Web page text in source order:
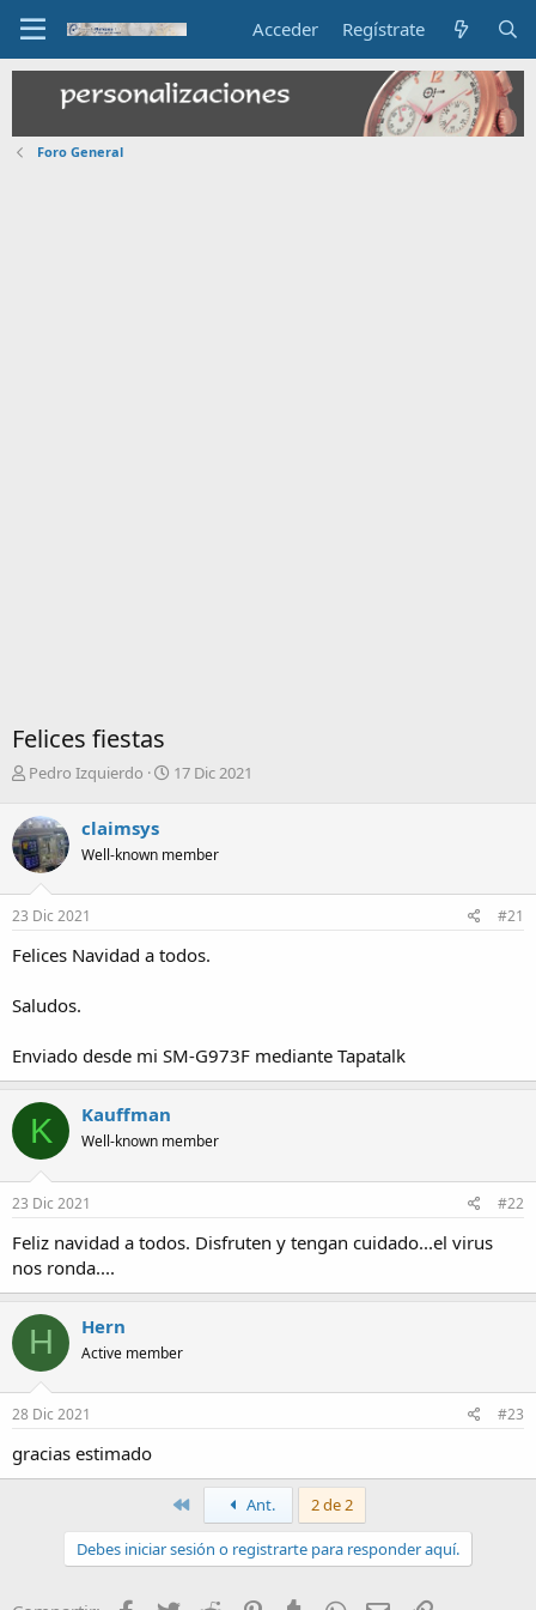
Acceder Regístrate
Foro General
Felices fiestas
I
i
c
i
a
d
o
r
d
l
e
Pedro Izquierdo
F
a
e
i
17 Dic 2021
claimsys
Well-known member
23 Dic 2021 #21
Felices Navidad a todos.
Saludos.
Enviado desde mi SM-G973F mediante Tapatalk
K Kauffman
Well-known member
23 Dic 2021 #22
Feliz navidad a todos. Disfruten y tengan cuidado...el virus
nos ronda....
H Hern
Active member
28 Dic 2021 #23
gracias estimado
PrimeroAnt. 2 de 2
Debes iniciar sesión o registrarte para responder aquí.